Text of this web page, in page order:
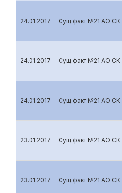
24.01.2017 Сущ.факт №21 АО СК
24.01.2017 Сущ.факт №21 АО СК
24.01.2017 Сущ.факт №21 АО
23.01.2017 Сущ.факт №21 АО
23.01.2017 Сущ.факт №21 АО СК